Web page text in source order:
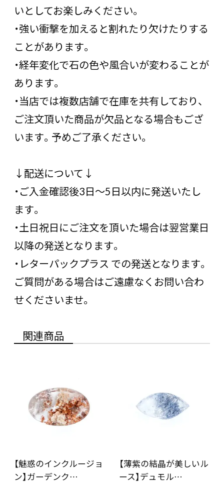
いとしてお楽しみください。
・強い衝撃を加えると割れたり欠けたりする
ことがあります。
・経年変化で石の色や風合いが変わることが
あります。
・当店では複数店舗で在庫を共有しており、
ご注文頂いた商品が欠品となる場合もござ
います。予めご了承ください。
↓配送について↓
・ご入金確認後3日〜5日以内に発送いたし
ます。
・土日祝日にご注文を頂いた場合は翌営業日
以降の発送となります。
・レターパックプラス での発送となります。
ご質問がある場合はご遠慮なくお問い合わ
せくださいませ。
関連商品
【魅惑のインクルージョ
ン】ガーデンク…
【薄紫の結晶が美しいル
ース】デュモル…